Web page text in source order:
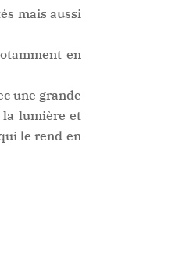
mais aussi
en
une grande
la lumière et
le rend en